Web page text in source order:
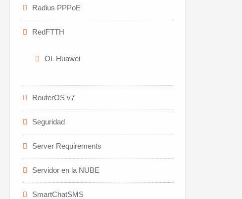
Radius PPPoE
RedFTTH
OL Huawei
RouterOS v7
Seguridad
Server Requirements
Servidor en la NUBE
SmartChatSMS